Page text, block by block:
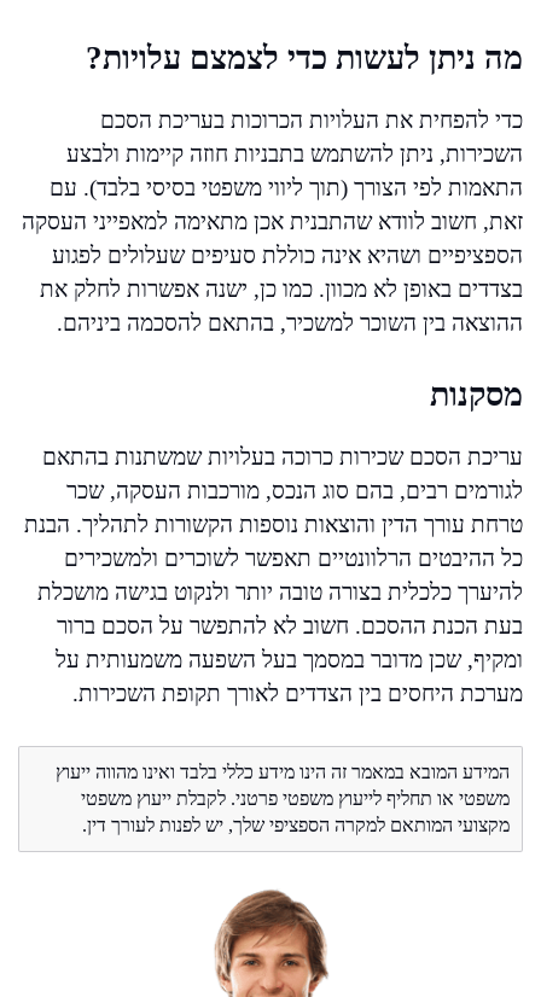
מה ניתן לעשות כדי לצמצם עלויות?
כדי להפחית את העלויות הכרוכות בעריכת הסכם
השכירות, ניתן להשתמש בתבניות חוזה קיימות ולבצע
התאמות לפי הצורך (תוך ליווי משפטי בסיסי בלבד). עם
זאת, חשוב לוודא שהתבנית אכן מתאימה למאפייני העסקה
הספציפיים ושהיא אינה כוללת סעיפים שעלולים לפגוע
בצדדים באופן לא מכוון. כמו כן, ישנה אפשרות לחלק את
ההוצאה בין השוכר למשכיר, בהתאם להסכמה ביניהם.
מסקנות
עריכת הסכם שכירות כרוכה בעלויות שמשתנות בהתאם
לגורמים רבים, בהם סוג הנכס, מורכבות העסקה, שכר
טרחת עורך הדין והוצאות נוספות הקשורות לתהליך. הבנת
כל ההיבטים הרלוונטיים תאפשר לשוכרים ולמשכירים
להיערך כלכלית בצורה טובה יותר ולנקוט בגישה מושכלת
בעת הכנת ההסכם. חשוב לא להתפשר על הסכם ברור
ומקיף, שכן מדובר במסמך בעל השפעה משמעותית על
מערכת היחסים בין הצדדים לאורך תקופת השכירות.
המידע המובא במאמר זה הינו מידע כללי בלבד ואינו מהווה ייעוץ
משפטי או תחליף לייעוץ משפטי פרטני. לקבלת ייעוץ משפטי
מקצועי המותאם למקרה הספציפי שלך, יש לפנות לעורך דין.